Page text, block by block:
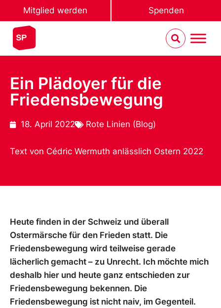
Mitglied werden Spenden
Ein Plädoyer für die
Friedensbewegung
18. April 2022 Rote Linien (Blog)
Text von Cédric Wermuth anlässlich Ostern 2022
Heute finden in der Schweiz und überall
Ostermärsche für den Frieden statt. Die
Friedensbewegung wird teilweise gerade
lächerlich gemacht – zu Unrecht. Ich möchte mich
deshalb hier und heute ganz entschieden zur
Friedensbewegung bekennen. Die
Friedensbewegung ist nicht naiv, im Gegenteil.